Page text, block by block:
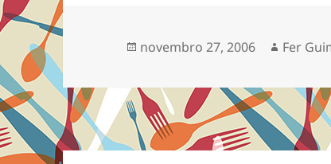
Publicado
novembro 27, 2006 Autor
Fer